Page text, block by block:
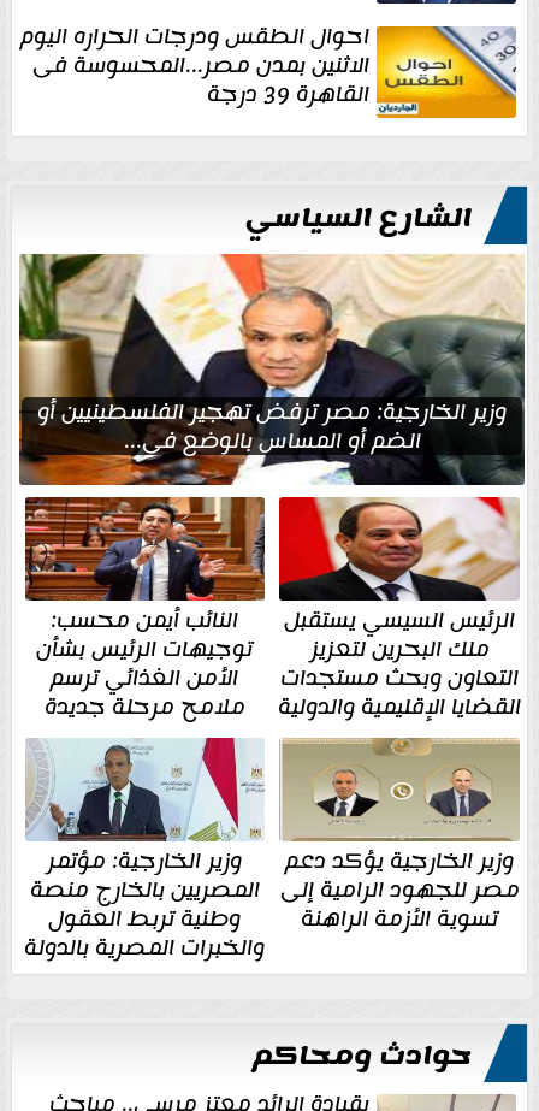
احوال الطقس ودرجات الحراره اليوم
الاثنين بمدن مصر...المحسوسة فى
القاهرة 39 درجة
الشارع السياسي
وزير الخارجية: مصر ترفض تهجير الفلسطينيين أو
الضم أو المساس بالوضع في...
الرئيس السيسي يستقبل
ملك البحرين لتعزيز
التعاون وبحث مستجدات
القضايا الإقليمية والدولية
النائب أيمن محسب:
توجيهات الرئيس بشأن
الأمن الغذائي ترسم
ملامح مرحلة جديدة
وزير الخارجية يؤكد دعم
مصر للجهود الرامية إلى
تسوية الأزمة الراهنة
وزير الخارجية: مؤتمر
المصريين بالخارج منصة
وطنية تربط العقول
والخبرات المصرية بالدولة
حوادث ومحاكم